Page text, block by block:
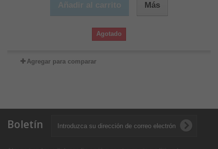
Más
Agotado
Agregar para comparar
Boletín